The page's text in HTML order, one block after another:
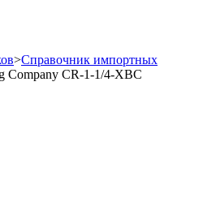
>Справочник импортных
Company CR-1-1/4-XBC